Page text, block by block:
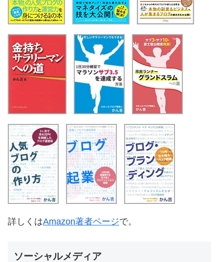
詳しくはAmazon著者ページで。
ソーシャルメディア